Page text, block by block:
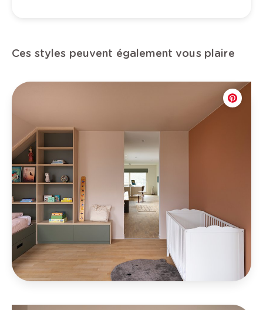
Ces styles peuvent également vous plaire